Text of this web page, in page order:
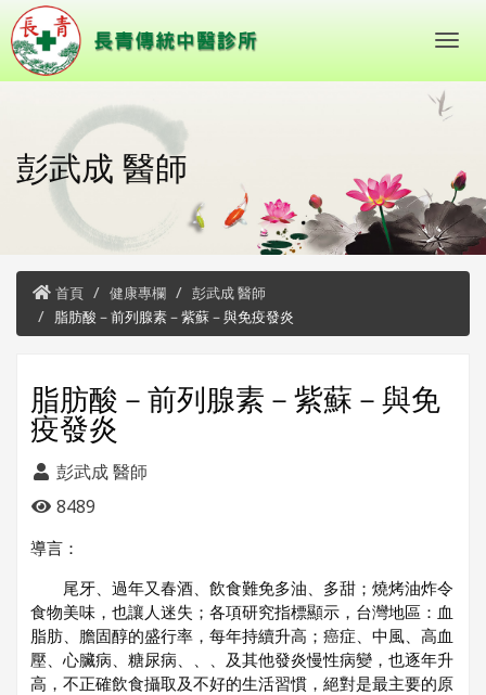
彭武成 醫師
首頁 健康專欄
彭武成 醫師
脂肪酸－前列腺素－紫蘇－與免疫發炎
脂肪酸－前列腺素－紫蘇－與免
疫發炎
彭武成 醫師
8489
導言：
尾牙、過年又春酒、飲食難免多油、多甜；燒烤油炸令
食物美味，也讓人迷失；各項研究指標顯示，台灣地區：血
脂肪、膽固醇的盛行率，每年持續升高；癌症、中風、高血
壓、心臟病、糖尿病、、、及其他發炎慢性病變，也逐年升
高，不正確飲食攝取及不好的生活習慣，絕對是最主要的原